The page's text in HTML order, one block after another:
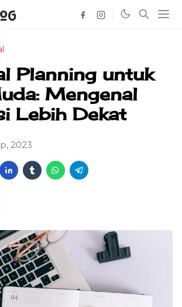
Planning untuk
Mengenal
Lebih Dekat
2023